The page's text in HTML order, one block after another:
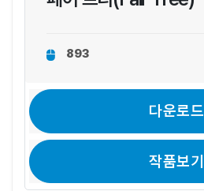
893
다운로드
작품보기